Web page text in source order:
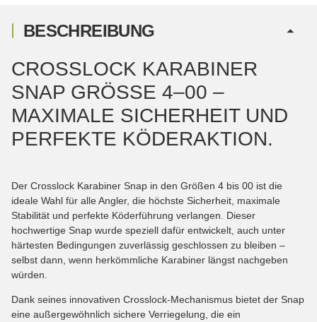
BESCHREIBUNG
CROSSLOCK KARABINER
SNAP GRÖSSE 4–00 – M
AXIMALE SICHERHEIT UND P
ERFEKTE KÖDERAKTION.
Der Crosslock Karabiner Snap in den Größen 4 bis 00 ist die
ideale Wahl für alle Angler, die höchste Sicherheit, maximale
Stabilität und perfekte Köderführung verlangen. Dieser
hochwertige Snap wurde speziell dafür entwickelt, auch unter
härtesten Bedingungen zuverlässig geschlossen zu bleiben –
selbst dann, wenn herkömmliche Karabiner längst nachgeben
würden.
Dank seines innovativen Crosslock-Mechanismus bietet der Snap
eine außergewöhnlich sichere Verriegelung, die ein